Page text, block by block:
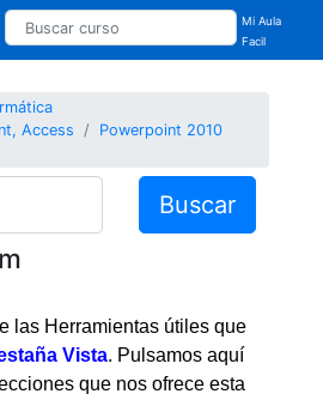
Mi Aula
Facil
Access
Powerpoint 2010
Buscar
las Herramientas útiles que
Vista. Pulsamos aquí
que nos ofrece esta